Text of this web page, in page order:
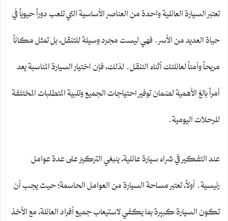
تعتبر السيارة العائلية واحدة من العناصر الأساسية التي تلعب دوراً حيوياً في
حياة العديد من الأسر. فهي ليست مجرد وسيلة للتنقل، بل تمثل مكاناً
مريحاً وآمناً لعائلتك أثناء التنقل. لذلك، فإن اختيار السيارة المناسبة يعد
أمراً بالغ الأهمية لضمان توفير احتياجات الجميع وتلبية المتطلبات المختلفة
للرحلات اليومية.
عند التفكير في شراء سيارة عائلية، ينبغي التركيز على عدة عوامل
رئيسية. أولاً، تعتبر مساحة السيارة من العوامل الحاسمة؛ حيث يجب أن
تكون السيارة كبيرة بما يكفي لاستيعاب جميع أفراد العائلة، مع الأخذ